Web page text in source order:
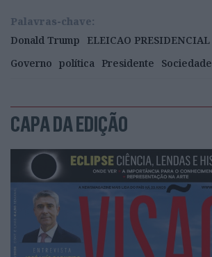
Palavras-chave:
Donald Trump
ELEICAO PRESIDENCIAL
Governo política Presidente Sociedade
CAPA DA EDIÇÃO